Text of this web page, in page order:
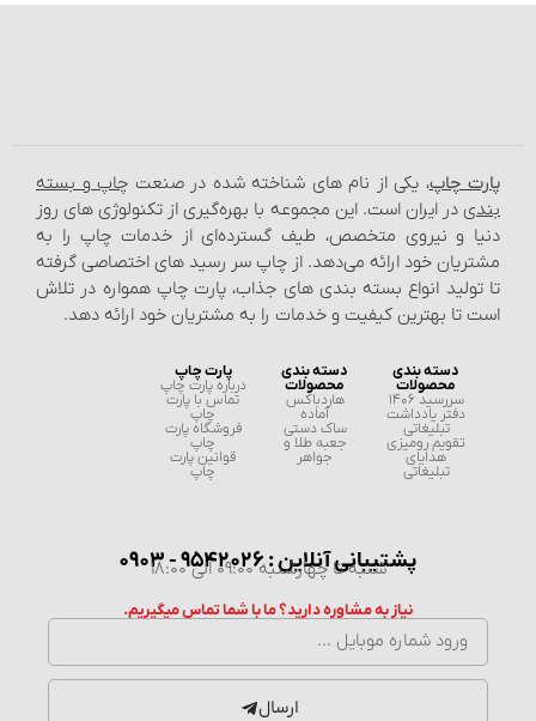
چاپ، یکی از نام‌ های شناخته شده در صنعتچاپ و بسته‌
در ایران است. این مجموعه با بهره‌گیری از تکنولوژی‌ های روز
و نیروی متخصص، طیف گسترده‌ای از خدمات چاپ را به
خود ارائه می‌دهد. از چاپ سر رسید های اختصاصی گرفته
تولید انواع بسته‌ بندی‌ های جذاب، پارت چاپ همواره در تلاش
تا بهترین کیفیت و خدمات را به مشتریان خود ارائه دهد.
دسته بندی
محصولات
دفتر یادداشت
تقویم رومیزی
دسته بندی
محصولات
هاردباکس
ساک دستی
جعبه طلا و
پارت چاپ
درباره پارت چاپ
تماس با پارت
فروشگاه پارت
قوانین پارت
پشتیبانی آنلاین : 9542026 - 0903
شنبه تا چهارشنبه 09:00 الی 18:00
نیاز به مشاوره دارید؟ ما با شما تماس میگیریم.